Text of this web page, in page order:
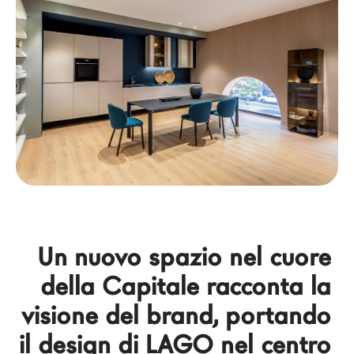
Architetti
LAGO Homes
Press
Cataloghi
Contatti
Lavora con noi
Un nuovo spazio nel cuore
della Capitale racconta la
visione del brand, portando
il design di LAGO nel centro